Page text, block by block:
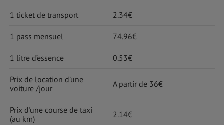
1 ticket de transport 2.34€
1 pass mensuel 74.96€
1 litre d’essence 0.53€
Prix de location d’une
voiture /jour
A partir de 36€
Prix d'une course de taxi
(au km)
2.14€